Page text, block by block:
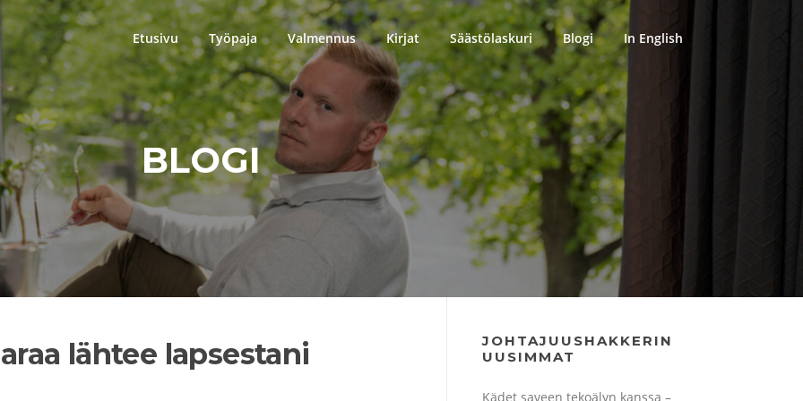
Etusivu Työpaja Valmennus Kirjat Säästölaskuri Blogi In English
BLOGI
lähtee lapsestani
JOHTAJUUSHAKKERIN
UUSIMMAT
Kädet saveen tekoälyn kanssa –